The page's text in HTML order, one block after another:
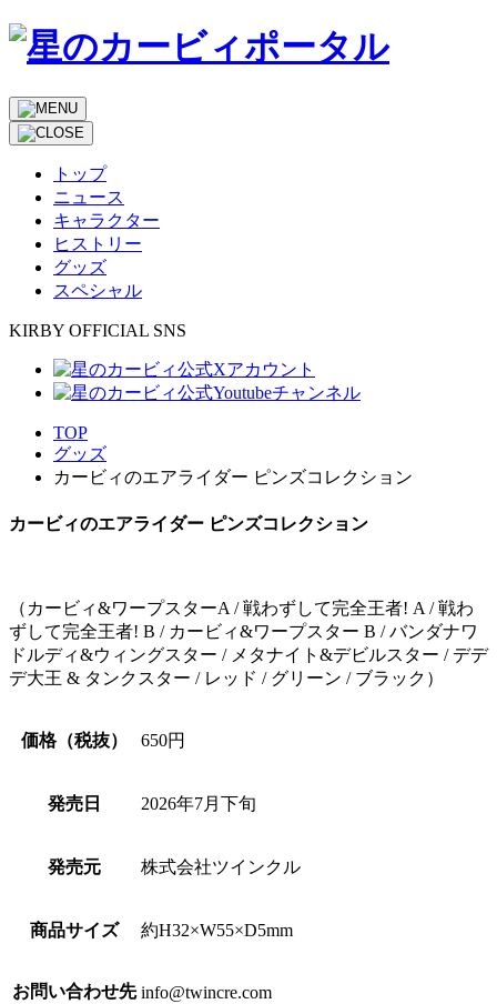
トップ
ニュース
キャラクター
ヒストリー
グッズ
スペシャル
KIRBY OFFICIAL SNS
TOP
グッズ
カービィのエアライダー ピンズコレクション
カービィのエアライダー ピンズコレクション
（カービィ&ワープスターA / 戦わずして完全王者! A / 戦わ
ずして完全王者! B / カービィ&ワープスター B / バンダナワ
ドルディ&ウィングスター / メタナイト&デビルスター / デデ
デ大王 & タンクスター / レッド / グリーン / ブラック）
価格（税抜） 650円
発売日 2026年7月下旬
発売元 株式会社ツインクル
商品サイズ 約H32×W55×D5mm
お問い合わせ先 info@twincre.com